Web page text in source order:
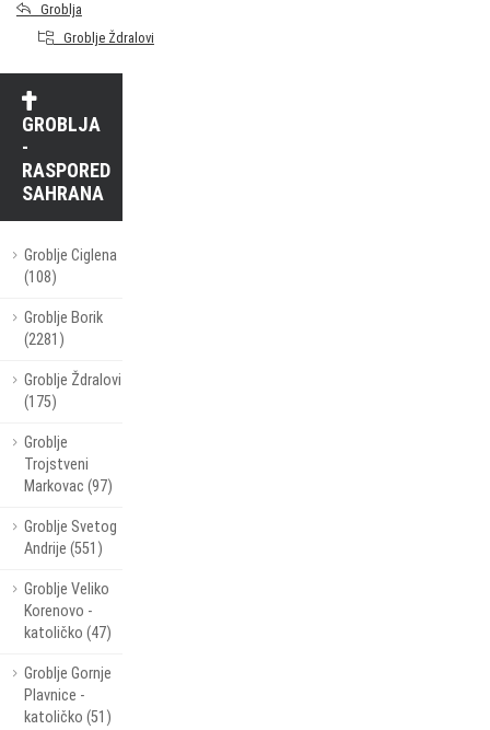
Groblja
Groblje Ždralovi
GROBLJA
-
RASPORED
SAHRANA
Groblje Ciglena
(108)
Groblje Borik
(2281)
Groblje Ždralovi
(175)
Groblje
Trojstveni
Markovac (97)
Groblje Svetog
Andrije (551)
Groblje Veliko
Korenovo -
katoličko (47)
Groblje Gornje
Plavnice -
katoličko (51)